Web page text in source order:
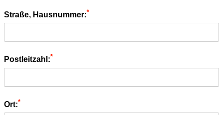
Straße, Hausnummer:*
Postleitzahl:*
Ort:*